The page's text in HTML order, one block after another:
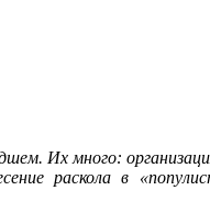
Их много:
раскола в